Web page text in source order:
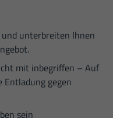
unterbreiten Ihnen
mit inbegriffen – Auf
gegen
sein